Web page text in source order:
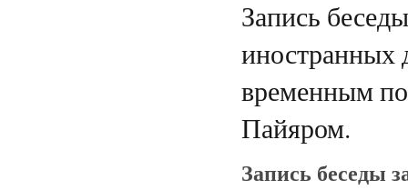
Запись
временным
Пайяром.
Запись беседы